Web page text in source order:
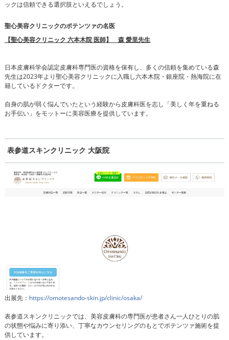
ックは信頼できる選択肢といえるでしょう。
聖心美容クリニックのポテンツァの名医
【聖心美容クリニック 六本木院 医師】 森 愛里先生
日本皮膚科学会認定皮膚科専門医の資格を保有し、多くの信頼を集めている森
先生は2023年より聖心美容クリニックに入職し六本木院・銀座院・熱海院に在
籍しているドクターです。
自身の肌が弱く悩んでいたという経験から皮膚科医を志し「美しく年を重ねる
お手伝い」をモットーに美容医療を提供しています。
表参道スキンクリニック 大阪院
出展先： https://omotesando-skin.jp/clinic/osaka/
表参道スキンクリニックでは、美容皮膚科の専門医が患者さん一人ひとりの肌
の状態や悩みに寄り添い、丁寧なカウンセリングのもとでポテンツァ施術を提
供しています。